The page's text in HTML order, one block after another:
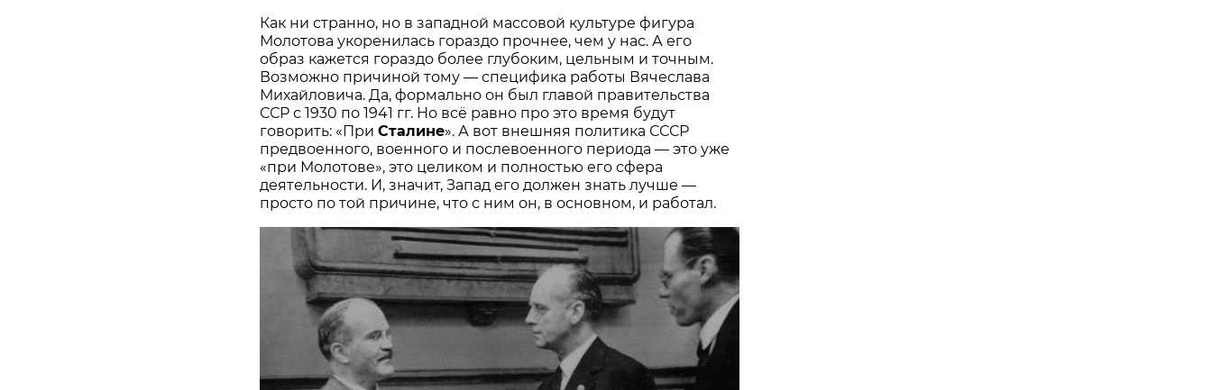
Как ни странно, но в западной массовой культуре фигура
Молотова укоренилась гораздо прочнее, чем у нас. А его
образ кажется гораздо более глубоким, цельным и точным.
Возможно причиной тому — специфика работы Вячеслава
Михайловича. Да, формально он был главой правительства
ССР с 1930 по 1941 гг. Но всё равно про это время будут
говорить: «При Сталине». А вот внешняя политика СССР
предвоенного, военного и послевоенного периода — это уже
«при Молотове», это целиком и полностью его сфера
деятельности. И, значит, Запад его должен знать лучше —
просто по той причине, что с ним он, в основном, и работал.